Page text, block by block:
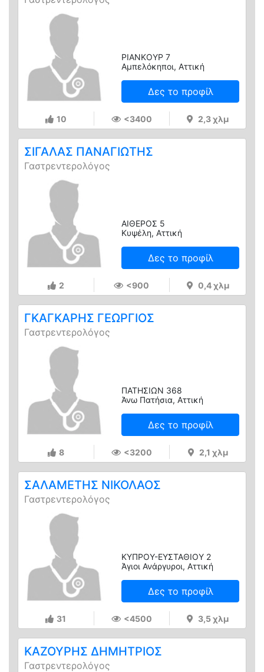
ΡΙΑΝΚΟΥΡ 7
Αμπελόκηποι, Αττική
Δες το προφίλ
10 <3400 2,3 χλμ
ΣΙΓΑΛΑΣ ΠΑΝΑΓΙΩΤΗΣ
Γαστρεντερολόγος
ΑΙΘΕΡΟΣ 5
Κυψέλη, Αττική
Δες το προφίλ
2 <900 0,4 χλμ
ΓΚΑΓΚΑΡΗΣ ΓΕΩΡΓΙΟΣ
Γαστρεντερολόγος
ΠΑΤΗΣΙΩΝ 368
Άνω Πατήσια, Αττική
Δες το προφίλ
8 <3200 2,1 χλμ
ΣΑΛΑΜΕΤΗΣ ΝΙΚΟΛΑΟΣ
Γαστρεντερολόγος
ΚΥΠΡΟΥ-ΕΥΣΤΑΘΙΟΥ 2
Άγιοι Ανάργυροι, Αττική
Δες το προφίλ
31 <4500 3,5 χλμ
ΚΑΖΟΥΡΗΣ ΔΗΜΗΤΡΙΟΣ
Γαστρεντερολόγος